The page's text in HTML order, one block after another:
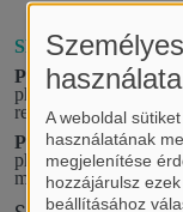
SPECIFIC GOALS
PROJECT 1:
pharmacokinetics and
review and meta-
PROJECT 2:
pharmacokinetics
models: a systematic
használata
A weboldal
használatának
megjelenítése
hozzájárulsz
beállításához